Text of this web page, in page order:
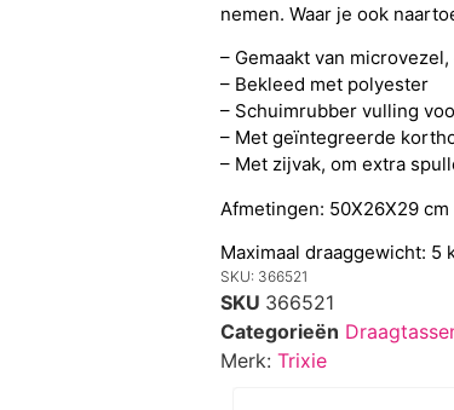
nemen. Waar je ook
– Gemaakt van
– Bekleed met polyester
– Schuimrubber vulling
– Met geïntegreerde
– Met zijvak, om extra
Afmetingen: 50X26X29 cm
Maximaal draaggewicht: 5
SKU: 366521
SKU 366521
Categorieën
Merk: Trixie